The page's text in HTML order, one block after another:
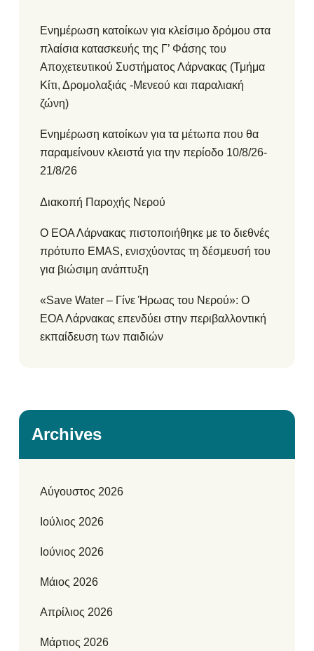
Ενημέρωση κατοίκων για κλείσιμο δρόμου στα
πλαίσια κατασκευής της Γ’ Φάσης του
Αποχετευτικού Συστήματος Λάρνακας (Τμήμα
Κίτι, Δρομολαξιάς -Μενεού και παραλιακή
ζώνη)
Ενημέρωση κατοίκων για τα μέτωπα που θα
παραμείνουν κλειστά για την περίοδο 10/8/26-
21/8/26
Διακοπή Παροχής Νερού
Ο ΕΟΑ Λάρνακας πιστοποιήθηκε με το διεθνές
πρότυπο EMAS, ενισχύοντας τη δέσμευσή του
για βιώσιμη ανάπτυξη
«Save Water – Γίνε Ήρωας του Νερού»: Ο
ΕΟΑ Λάρνακας επενδύει στην περιβαλλοντική
εκπαίδευση των παιδιών
Archives
Αύγουστος 2026
Ιούλιος 2026
Ιούνιος 2026
Μάιος 2026
Απρίλιος 2026
Μάρτιος 2026